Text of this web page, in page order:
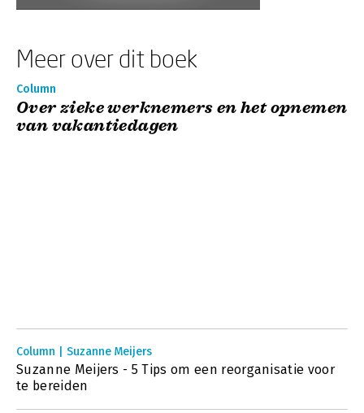
Meer over dit boek
Column
Over zieke werknemers en het opnemen
van vakantiedagen
Column | Suzanne Meijers
Suzanne Meijers - 5 Tips om een reorganisatie voor
te bereiden